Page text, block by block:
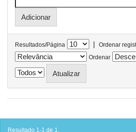
Resultados/Página |
Ordenar
Ordenar
Resultado 1-1 de 1.